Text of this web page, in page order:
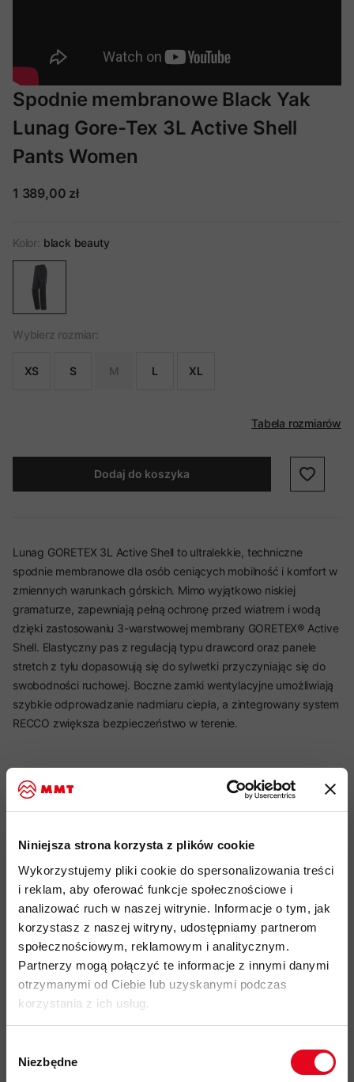
Niniejsza strona korzysta z plików cookie
Wykorzystujemy pliki cookie do spersonalizowania treści
i reklam, aby oferować funkcje społecznościowe i
analizować ruch w naszej witrynie. Informacje o tym, jak
korzystasz z naszej witryny, udostępniamy partnerom
społecznościowym, reklamowym i analitycznym.
Partnerzy mogą połączyć te informacje z innymi danymi
otrzymanymi od Ciebie lub uzyskanymi podczas
korzystania z ich usług.
zgody
Niezbędne
Spodnie membranowe Black Yak
Lunag Gore-Tex 3L Active Shell
Pants Women
1 389,00 zł
Kolor: black beauty
Wybierz rozmiar:
XS S M L XL
Tabela rozmiarów
Dodaj do koszyka
Lunag GORETEX 3L Active Shell to ultralekkie, techniczne
spodnie membranowe dla osób ceniących mobilność i komfort w
zmiennych warunkach górskich. Mimo wyjątkowo niskiej
gramaturze, zapewniają pełną ochronę przed wiatrem i wodą
dzięki zastosowaniu 3-warstwowej membrany GORETEX® Active
Shell. Elastyczny pas z regulacją typu drawcord oraz panele
stretch z tyłu dopasowują się do sylwetki przyczyniając się do
swobodności ruchowej. Boczne zamki wentylacyjne umożliwiają
szybkie odprowadzanie nadmiaru ciepła, a zintegrowany system
RECCO zwiększa bezpieczeństwo w terenie.
Najważniejsze cechy:
3-warstwowa membrana GORETEX® Active Shell (30D) to
wodoodporny, wiatroszczelny, lekki i oddychający materiał,
którego zadaniem jest ochrona w niesprzyjających
warunkach
hydrofobowa impregnacja DWR, wspomagająca
rozbryzganie kropel deszczu o materiał
wzmocnienia materiałowe nogawek, zwiększające
odporność na przetarcia od raków, skał lub nart
spodni bez zdejmowania obuwia